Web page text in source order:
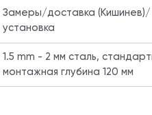
Замеры/доставка (Кишинев)/
установка
1.5 mm - 2 мм сталь,
монтажная глубина 120 мм